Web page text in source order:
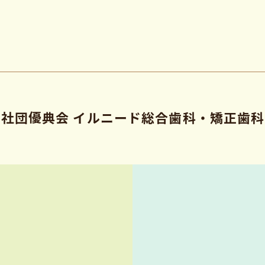
団優典会 イルニード総合歯科・矯正歯